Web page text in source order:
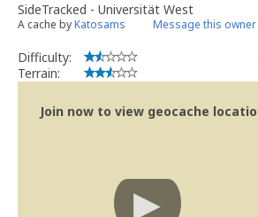
SideTracked - Universität West
A cache byKatosams Message this owner
Difficulty:
Terrain:
Join now to view geocache